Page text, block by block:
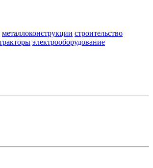
металлоконструкции строительство
электрооборудование